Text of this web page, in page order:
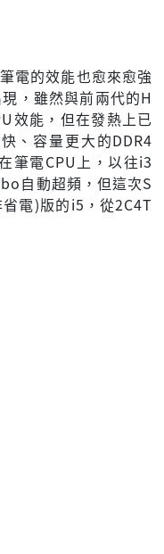
電的效能也愈來愈強
，雖然與前兩代的H
效能，但在發熱上已
、容量更大的DDR4
筆電CPU上，以往i3
自動超頻，但這次S
電)版的i5，從2C4T